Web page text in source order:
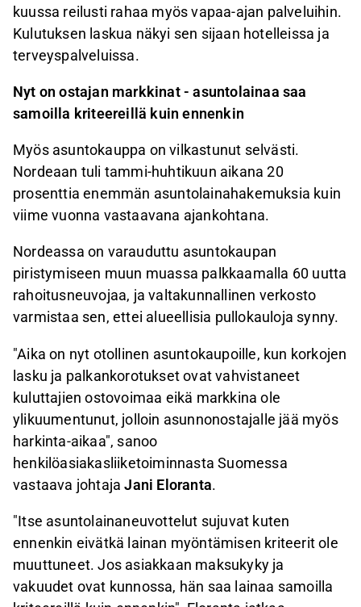
kuussa reilusti rahaa myös vapaa-ajan palveluihin.
Kulutuksen laskua näkyi sen sijaan hotelleissa ja
terveyspalveluissa.
Nyt on ostajan markkinat - asuntolainaa saa
samoilla kriteereillä kuin ennenkin
Myös asuntokauppa on vilkastunut selvästi.
Nordeaan tuli tammi-huhtikuun aikana 20
prosenttia enemmän asuntolainahakemuksia kuin
viime vuonna vastaavana ajankohtana.
Nordeassa on varauduttu asuntokaupan
piristymiseen muun muassa palkkaamalla 60 uutta
rahoitusneuvojaa, ja valtakunnallinen verkosto
varmistaa sen, ettei alueellisia pullokauloja synny.
"Aika on nyt otollinen asuntokaupoille, kun korkojen
lasku ja palkankorotukset ovat vahvistaneet
kuluttajien ostovoimaa eikä markkina ole
ylikuumentunut, jolloin asunnonostajalle jää myös
harkinta-aikaa", sanoo
henkilöasiakasliiketoiminnasta Suomessa
vastaava johtajaJani Eloranta.
"Itse asuntolainaneuvottelut sujuvat kuten
ennenkin eivätkä lainan myöntämisen kriteerit ole
muuttuneet. Jos asiakkaan maksukyky ja
vakuudet ovat kunnossa, hän saa lainaa samoilla